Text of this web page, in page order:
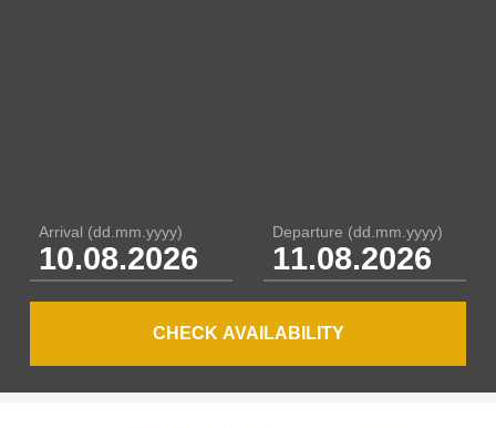
drinks
Festivities & events
Meetings & conferences
Arrival (dd.mm.yyyy) Departure (dd.mm.yyyy)
CHECK AVAILABILITY